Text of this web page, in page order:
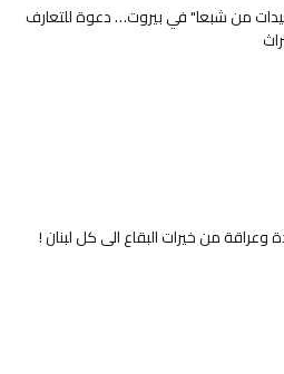
من شبعا" في بيروت… دعوة للتعارف
وعراقة من خيرات البقاع الى كل لبنان !